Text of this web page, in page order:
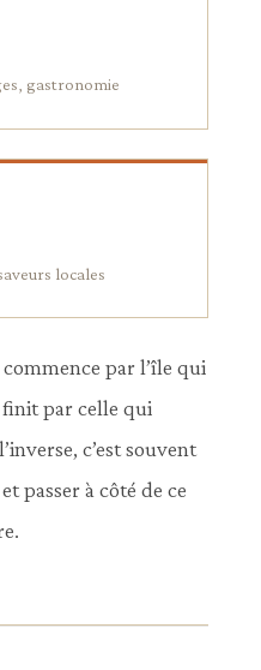
gastronomie
locales
par l’île qui
finit par celle qui
c’est souvent
passer à côté de ce